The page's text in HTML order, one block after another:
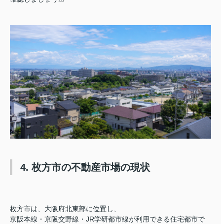
4. 枚方市の不動産市場の現状
枚方市は、大阪府北東部に位置し、
京阪本線・京阪交野線・JR学研都市線が利用できる住宅都市で